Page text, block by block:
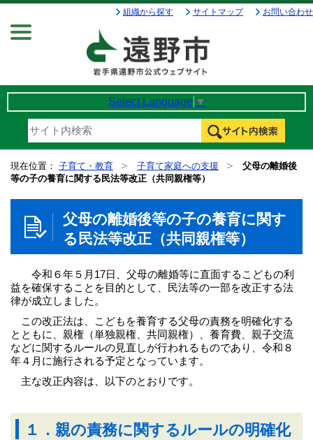
組織から探す サイトマップ お問い合わせ
Select Language ▼
現在位置： 子育て・教育 子育て家庭への支援
父母の離婚後
等の子の養育に関する民法等改正（共同親権等）
父母の離婚後等の子の養育に関す
る民法等改正（共同親権等）
令和６年５月17日、父母の離婚等に直面するこどもの利
益を確保することを目的として、民法等の一部を改正する法
律が成立しました。
この改正法は、こどもを養育する父母の責務を明確化する
とともに、親権（単独親権、共同親権）、養育費、親子交流
などに関するルールの見直しが行われるものであり、令和８
年４月に施行される予定となっています。
主な改正内容は、以下のとおりです。
１．親の責務に関するルールの明確化